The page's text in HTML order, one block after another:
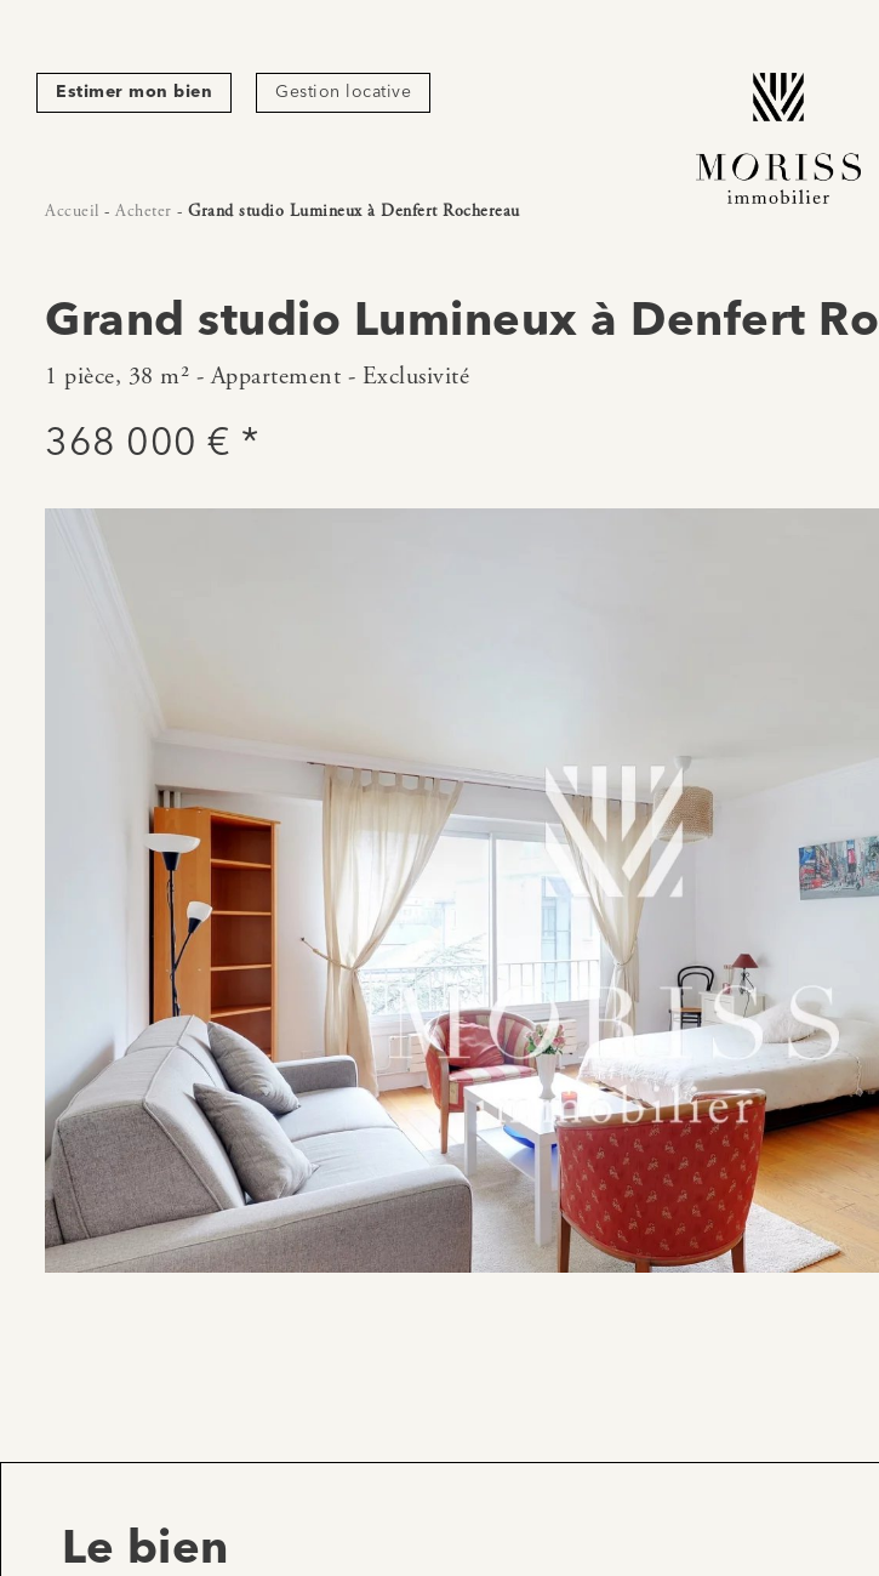
Estimer mon bien Gestion locative
Accueil - Acheter - Grand studio Lumineux à Denfert Rochereau
Grand studio Lumineux à Denfert
1 pièce, 38 m² - Appartement - Exclusivité
368 000 € *
Le bien